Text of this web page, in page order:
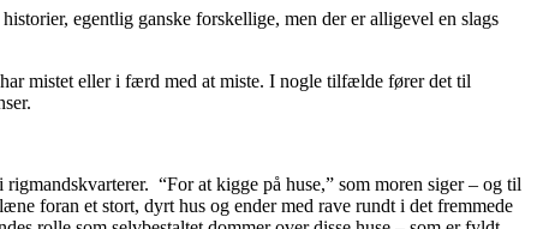
egentlig ganske forskellige, men der er alligevel en slags
mistet eller i færd med at miste. I nogle tilfælde fører det til
“For at kigge på huse,” som moren siger – og til
foran et stort, dyrt hus og ender med rave rundt i det fremmede